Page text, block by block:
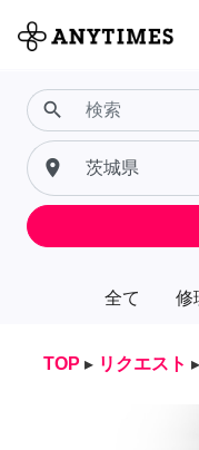
全て 修
search
place
TOP ▸ リクエスト ▸